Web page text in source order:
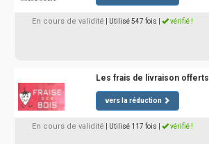
En cours de validité | Utilisé 547 fois vérifié !
Les frais de livraison offerts
vers la réduction
En cours de validité | Utilisé 117 fois vérifié !